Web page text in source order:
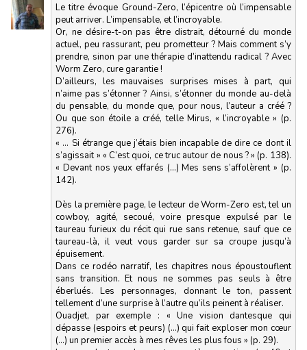
Le titre évoque Ground-Zero, l’épicentre où l’impensable
peut arriver. L’impensable, et l’incroyable.
Or, ne désire-t-on pas être distrait, détourné du monde
actuel, peu rassurant, peu prometteur ? Mais comment s’y
prendre, sinon par une thérapie d’inattendu radical ? Avec
Worm Zero, cure garantie !
D’ailleurs, les mauvaises surprises mises à part, qui
n’aime pas s’étonner ? Ainsi, s’étonner du monde au-delà
du pensable, du monde que, pour nous, l’auteur a créé ?
Ou que son étoile a créé, telle Mirus, « l’incroyable » (p.
276).
« … Si étrange que j’étais bien incapable de dire ce dont il
s’agissait » « C’est quoi, ce truc autour de nous ? » (p. 138).
« Devant nos yeux effarés (…) Mes sens s’affolèrent » (p.
142).
Dès la première page, le lecteur de Worm-Zero est, tel un
cowboy, agité, secoué, voire presque expulsé par le
taureau furieux du récit qui rue sans retenue, sauf que ce
taureau-là, il veut vous garder sur sa croupe jusqu’à
épuisement.
Dans ce rodéo narratif, les chapitres nous époustouflent
sans transition. Et nous ne sommes pas seuls à être
éberlués. Les personnages, donnant le ton, passent
tellement d’une surprise à l’autre qu’ils peinent à réaliser.
Ouadjet, par exemple : « Une vision dantesque qui
dépasse (espoirs et peurs) (…) qui fait exploser mon cœur
(…) un premier accès à mes rêves les plus fous » (p. 29).